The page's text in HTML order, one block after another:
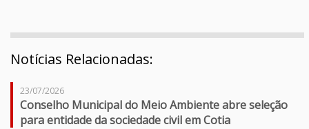
Notícias Relacionadas:
23/07/2026
Conselho Municipal do Meio Ambiente abre seleção
para entidade da sociedade civil em Cotia